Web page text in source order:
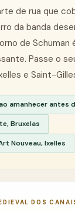
de rua que
da banda
de Schuman
Passe o
e Saint-
amanhecer antes
Bruxelas
Nouveau, Ixelles
DOS